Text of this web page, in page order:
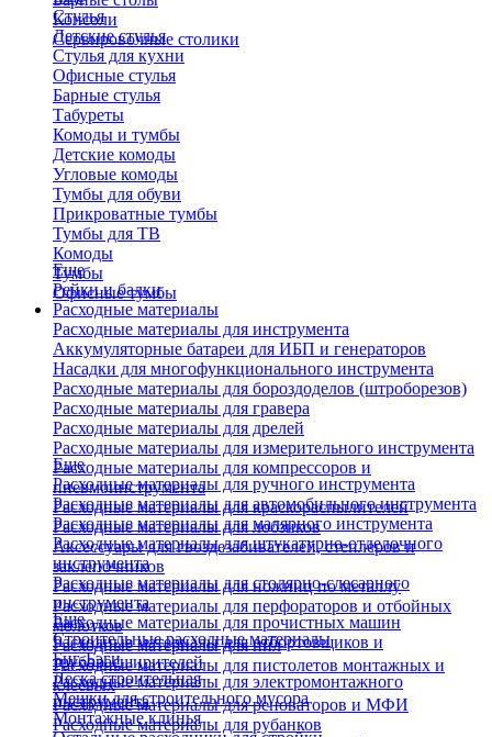
Консоли
Сервировочные столики
Стулья
Детские стулья
Стулья для кухни
Офисные стулья
Барные стулья
Табуреты
Комоды и тумбы
Детские комоды
Угловые комоды
Тумбы для обуви
Прикроватные тумбы
Тумбы для ТВ
Комоды
Тумбы
Офисные тумбы
Еще
Рейки и балки
Расходные материалы
Расходные материалы для инструмента
Аккумуляторные батареи для ИБП и генераторов
Насадки для многофункционального инструмента
Расходные материалы для бороздоделов (штроборезов)
Расходные материалы для гравера
Расходные материалы для дрелей
Расходные материалы для измерительного инструмента
Расходные материалы для компрессоров и
пневмоинструмента
Расходные материалы для краскораспылителей
Расходные материалы для лобзиков
Аксессуары для гвоздезабивателей, степлеров и
заклепочников
Расходные материалы для ножниц по металлу
Расходные материалы для перфораторов и отбойных
молотков
Расходные материалы для пил
Расходные материалы для пистолетов монтажных и
клеевых
Расходные материалы для реноваторов и МФИ
Расходные материалы для рубанков
Еще
Расходные материалы для ручного инструмента
Расходные материалы для автомобильного инструмента
Расходные материалы для малярного инструмента
Расходные материалы для штукатурно-отделочного
инструмента
Расходные материалы для столярно-слесарного
инструмента
Расходные материалы для прочистных машин
Расходные материалы для отбортовщиков и
труборасширителей
Расходные материалы для электромонтажного
инструмента
Еще
Строительные расходные материалы
Биг-Бэги
Леска строительная
Мешки для строительного мусора
Монтажные клинья